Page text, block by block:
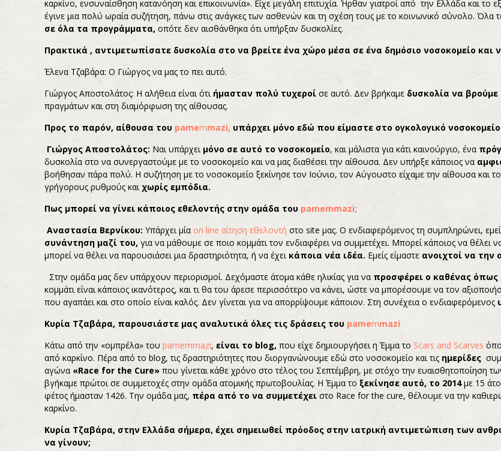
καρκίνο, ενσυναίσθηση κατανόηση και επικοινωνία». Είχε μεγάλη επιτυχία. Ήρθαν γιατροί από την Ελλάδα και το
έγινε μια πολύ ωραία συζήτηση, πάνω στις ανάγκες των ασθενών και τη σχέση τους με το κοινωνικό σύνολο. Όλα
σε όλα τα προγράμματα, οπότε δεν αισθάνθηκα ότι υπήρξαν δυσκολίες.
Πρακτικά , αντιμετωπίσατε δυσκολία στο να βρείτε ένα χώρο μέσα σε ένα δημόσιο νοσοκομείο και
Έλενα Τζαβάρα: Ο Γιώργος να μας το πει αυτό.
Γιώργος Αποστολάτος: Η αλήθεια είναι ότι ήμασταν πολύ τυχεροί σε αυτό. Δεν βρήκαμε δυσκολία να
πραγμάτων και στη διαμόρφωση της αίθουσας.
Προς το παρόν, αίθουσα του pamemmazi, υπάρχει μόνο εδώ που είμαστε στο ογκολογικό
Γιώργος Αποστολάτος: Ναι υπάρχει μόνο σε αυτό το νοσοκομείο, και μάλιστα για κάτι καινούργιο, ένα
δυσκολία στο να συνεργαστούμε με το νοσοκομείο και να μας διαθέσει την αίθουσα. Δεν υπήρξε κάποιος να
βοήθησαν πάρα πολύ. Η συζήτηση με το νοσοκομείο ξεκίνησε τον Ιούνιο, τον Αύγουστο είχαμε την αίθουσα και
γρήγορους ρυθμούς και χωρίς εμπόδια.
Πως μπορεί να γίνει κάποιος εθελοντής στην ομάδα του pamemmazi;
Αναστασία Βερνίκου: Υπάρχει μία on line αίτηση εθελοντή στο site μας. Ο ενδιαφερόμενος τη συμπληρώνει,
συνάντηση μαζί του, για να μάθουμε σε ποιο κομμάτι τον ενδιαφέρει να συμμετέχει. Μπορεί κάποιος να θέλει
μπορεί να θέλει να παρουσιάσει μια δραστηριότητα, ή να έχει κάποια νέα ιδέα. Εμείς είμαστε ανοιχτοί να την
Στην ομάδα μας δεν υπάρχουν περιορισμοί. Δεχόμαστε άτομα κάθε ηλικίας για να προσφέρει ο καθένας όπως
κομμάτι είναι κάποιος ικανότερος, και τι θα του άρεσε περισσότερο να κάνει, ώστε να μπορέσουμε να τον
που αγαπάει και στο οποίο είναι καλός. Δεν γίνεται για να απορρίψουμε κάποιον. Στη συνέχεια ο ενδιαφερόμενος
Κυρία Τζαβάρα, παρουσιάστε μας αναλυτικά όλες τις δράσεις του pamemmazi
Κάτω από την «ομπρέλα» τουpamemmazi,είναι το blog, που είχε δημιουργήσει η Έμμα τοScars and Scarves
από καρκίνο. Πέρα από το blog, τις δραστηριότητες που διοργανώνουμε εδώ στο νοσοκομείο και τις ημερίδες
αγώνα «Race for the Cure» που γίνεται κάθε χρόνο στο τέλος του Σεπτέμβρη, με στόχο την ευαισθητοποίηση
βγήκαμε πρώτοι σε συμμετοχές στην ομάδα ατομικής πρωτοβουλίας. Η Έμμα το ξεκίνησε αυτό, το 2014με 15
φέτος ήμασταν 1426. Την ομάδα μας, πέρα από το να συμμετέχει στο Race for the cure, θέλουμε να την
καρκίνο.
Κυρία Τζαβάρα, στην Ελλάδα σήμερα, έχει σημειωθεί πρόοδος στην ιατρική αντιμετώπιση των
να γίνουν;